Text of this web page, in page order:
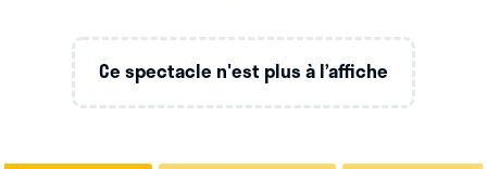
Ce spectacle n'est plus à l’affiche